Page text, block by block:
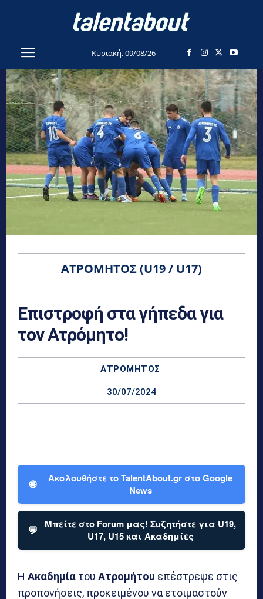
Κυριακή, 09/08/26
ΑΤΡΌΜΗΤΟΣ (U19 / U17)
Επιστροφή στα γήπεδα για
τον Ατρόμητο!
ΑΤΡΌΜΗΤΟΣ
30/07/2024
🌐
Ακολουθήστε το TalentAbout.gr στο Google
News
💬
Μπείτε στο Forum μας! Συζητήστε για U19,
U17, U15 και Ακαδημίες
Η Ακαδημία του Ατρομήτου επέστρεψε στις
προπονήσεις, προκειμένου να ετοιμαστούν